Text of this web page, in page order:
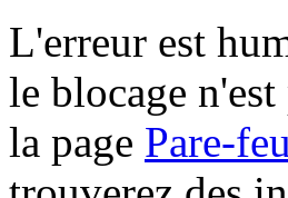
L'erreur est
le blocage
la page Pare-